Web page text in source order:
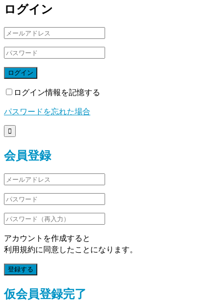
ログイン
ログイン
ログイン情報を記憶する
パスワードを忘れた場合

会員登録
アカウントを作成すると
利用規約に同意したことになります。
登録する
仮会員登録完了